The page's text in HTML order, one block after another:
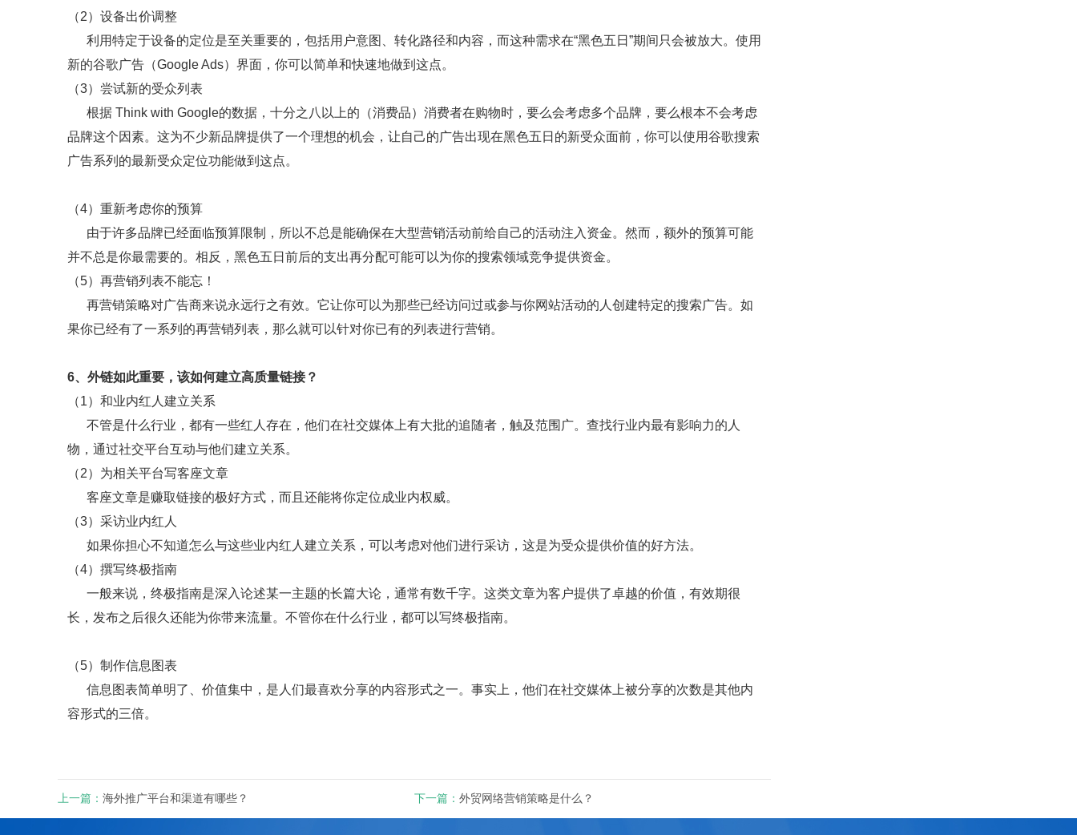
（2）设备出价调整
利用特定于设备的定位是至关重要的，包括用户意图、转化路径和内容，而这种需求在“黑色五日”期间只会被放大。使用
新的谷歌广告（Google Ads）界面，你可以简单和快速地做到这点。
（3）尝试新的受众列表
根据 Think with Google的数据，十分之八以上的（消费品）消费者在购物时，要么会考虑多个品牌，要么根本不会考虑
品牌这个因素。这为不少新品牌提供了一个理想的机会，让自己的广告出现在黑色五日的新受众面前，你可以使用谷歌搜索
广告系列的最新受众定位功能做到这点。
（4）重新考虑你的预算
由于许多品牌已经面临预算限制，所以不总是能确保在大型营销活动前给自己的活动注入资金。然而，额外的预算可能
并不总是你最需要的。相反，黑色五日前后的支出再分配可能可以为你的搜索领域竞争提供资金。
（5）再营销列表不能忘！
再营销策略对广告商来说永远行之有效。它让你可以为那些已经访问过或参与你网站活动的人创建特定的搜索广告。如
果你已经有了一系列的再营销列表，那么就可以针对你已有的列表进行营销。
6、外链如此重要，该如何建立高质量链接？
（1）和业内红人建立关系
不管是什么行业，都有一些红人存在，他们在社交媒体上有大批的追随者，触及范围广。查找行业内最有影响力的人
物，通过社交平台互动与他们建立关系。
（2）为相关平台写客座文章
客座文章是赚取链接的极好方式，而且还能将你定位成业内权威。
（3）采访业内红人
如果你担心不知道怎么与这些业内红人建立关系，可以考虑对他们进行采访，这是为受众提供价值的好方法。
（4）撰写终极指南
一般来说，终极指南是深入论述某一主题的长篇大论，通常有数千字。这类文章为客户提供了卓越的价值，有效期很
长，发布之后很久还能为你带来流量。不管你在什么行业，都可以写终极指南。
（5）制作信息图表
信息图表简单明了、价值集中，是人们最喜欢分享的内容形式之一。事实上，他们在社交媒体上被分享的次数是其他内
容形式的三倍。
上一篇： 海外推广平台和渠道有哪些？ 下一篇： 外贸网络营销策略是什么？